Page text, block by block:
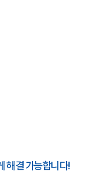
해결 가능합니다!